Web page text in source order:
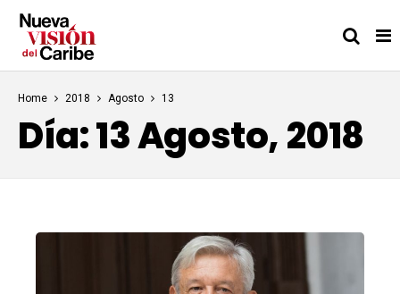
Home 2018 Agosto 13
Día:13 Agosto, 2018